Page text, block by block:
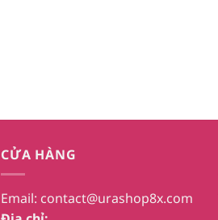
CỬA HÀNG
Email: contact@urashop8x.com